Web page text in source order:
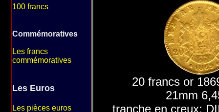
100 francs
Commémoratives
Les francs
commémoratives
Les Euros
Les pièces euros
20 francs or
21mm
tranche en creux: